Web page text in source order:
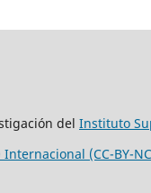
del Instituto
(CC-BY-